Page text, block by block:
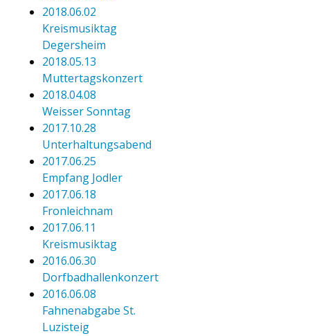
2018.06.02
Kreismusiktag
Degersheim
2018.05.13
Muttertagskonzert
2018.04.08
Weisser Sonntag
2017.10.28
Unterhaltungsabend
2017.06.25
Empfang Jodler
2017.06.18
Fronleichnam
2017.06.11
Kreismusiktag
2016.06.30
Dorfbadhallenkonzert
2016.06.08
Fahnenabgabe St.
Luzisteig